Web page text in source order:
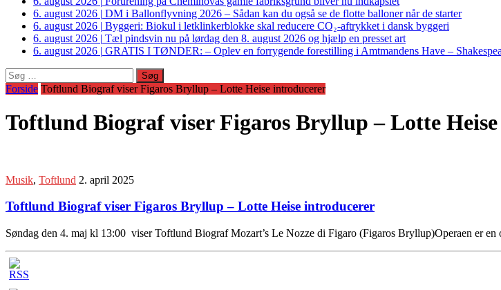
6. august 2026 | DM i Ballonflyvning 2026 – Sådan kan du også se de flotte balloner når de starter
6. august 2026 | Byggeri: Biokul i letklinkerblokke skal reducere CO₂-aftrykket i dansk byggeri
6. august 2026 | Tæl pindsvin nu på lørdag den 8. august 2026 og hjælp en presset art
6. august 2026 | GRATIS I TØNDER: – Oplev en forrygende forestilling i Amtmandens Have –
Søg
efter:
Forside Toftlund Biograf viser Figaros Bryllup – Lotte Heise introducerer
Toftlund Biograf viser Figaros Bryllup – Lotte
Musik, Toftlund 2. april 2025
Toftlund Biograf viser Figaros Bryllup – Lotte Heise introducerer
Søndag den 4. maj kl 13:00 viser Toftlund Biograf Mozart’s Le Nozze di Figaro (Figaros Bryllup)Operaen er